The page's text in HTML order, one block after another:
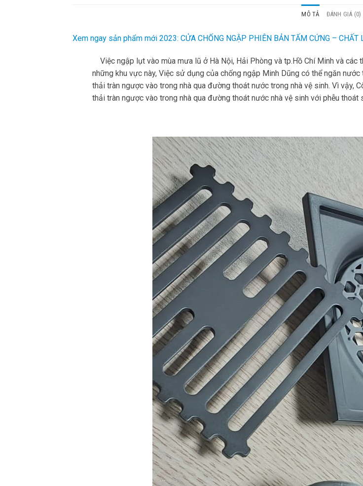
MÔ TẢ ĐÁNH GIÁ (0)
Xem ngay sản phẩm mới 2023: CỬA CHỐNG NGẬP PHIÊN BẢN TẤM CỨNG – CHẤT
Việc ngập lụt vào mùa mưa lũ ở Hà Nội, Hải Phòng và tp.Hồ Chí Minh và
những khu vực này, Việc sử dụng của chống ngập Minh Dũng có thể ngăn
thải tràn ngược vào trong nhà qua đường thoát nước trong nhà vệ sinh. Vì vậy,
thải tràn ngược vào trong nhà qua đường thoát nước nhà vệ sinh với phễu